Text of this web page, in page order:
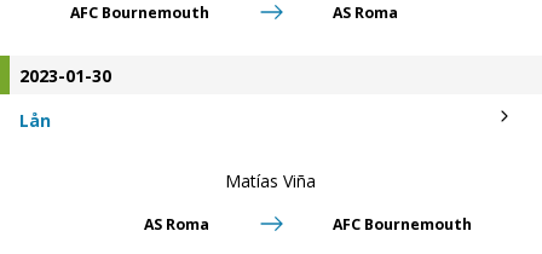
AFC Bournemouth AS Roma
2023-01-30
Lån
Matías Viña
AS Roma AFC Bournemouth